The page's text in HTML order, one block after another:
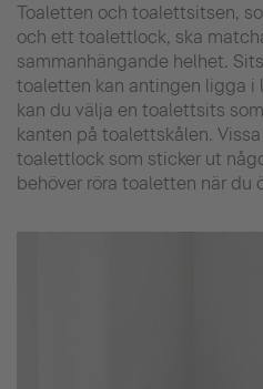
Toaletten och toalettsitsen,
och ett toalettlock, ska
sammanhängande helhet.
toaletten kan antingen ligga i
kan du välja en toalettsits
kanten på toalettskålen.
toalettlock som sticker ut
behöver röra toaletten när du